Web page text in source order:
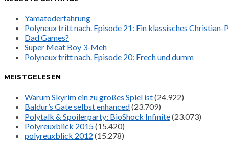
Yamatoderfahrung
Polyneux tritt nach. Episode 21: Ein klassisches Christian-
Dad Games?
Super Meat Boy 3-Meh
Polyneux tritt nach. Episode 20: Frech und dumm
MEISTGELESEN
Warum Skyrim ein zu großes Spiel ist(24.922)
Baldur’s Gate selbst enhanced(23.709)
Polytalk & Spoilerparty: BioShock Infinite(23.073)
Polyreuxblick 2015(15.420)
polyreuxblick 2012 (15.278)